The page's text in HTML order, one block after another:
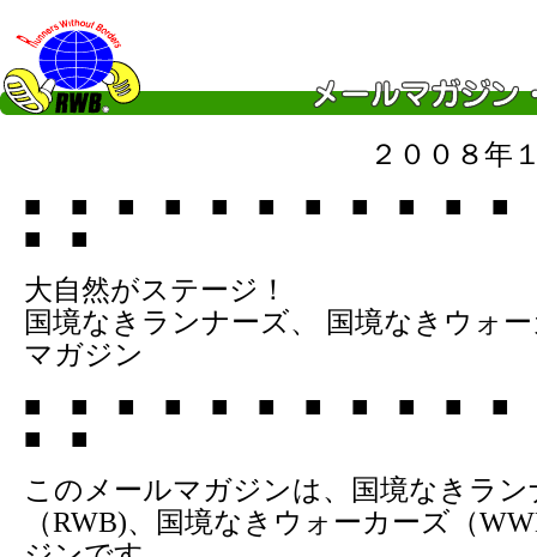
２００８年
■ ■ ■ ■ ■ ■ ■ ■ ■ ■
■ ■
大自然がステージ！
国境なきランナーズ、 国境なきウォ
マガジン
■ ■ ■ ■ ■ ■ ■ ■ ■ ■
■ ■
このメールマガジンは、国境なきラン
（RWB)、国境なきウォーカーズ（